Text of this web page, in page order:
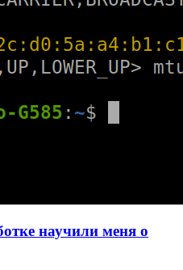
научили меня о